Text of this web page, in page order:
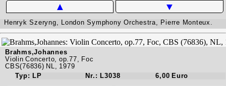
▲ ▼
Henryk Szeryng, London Symphony Orchestra, Pierre Monteux.
Brahms,Johannes
Violin Concerto, op.77, Foc
CBS(76836) NL, 1979
Typ: LP
Nr.: L3038 6,00 Euro